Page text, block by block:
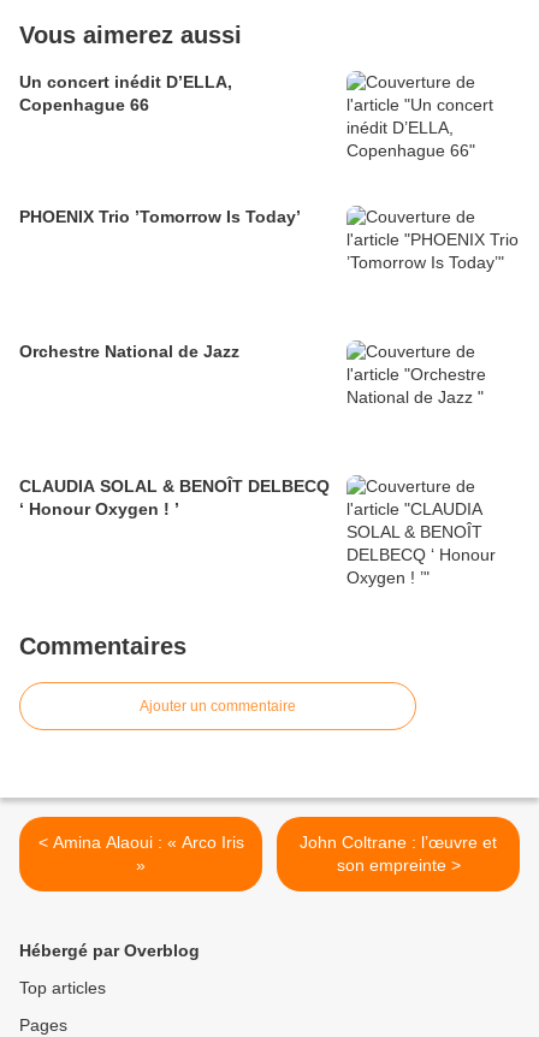
Vous aimerez aussi
Un concert inédit D’ELLA,
Copenhague 66
PHOENIX Trio ’Tomorrow Is Today’
Orchestre National de Jazz
CLAUDIA SOLAL & BENOÎT DELBECQ
‘ Honour Oxygen ! ’
Commentaires
Ajouter un commentaire
< Amina Alaoui : « Arco Iris
»
John Coltrane : l’œuvre et
son empreinte >
Hébergé par Overblog
Top articles
Pages